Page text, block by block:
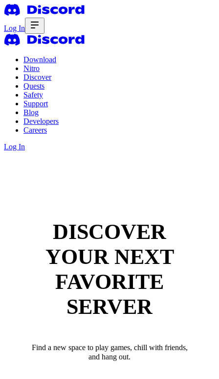
Log In
Download
Nitro
Discover
Quests
Safety
Support
Blog
Developers
Careers
Log In
DISCOVER
YOUR NEXT
FAVORITE
SERVER
Find a new space to play games, chill with friends,
and hang out.